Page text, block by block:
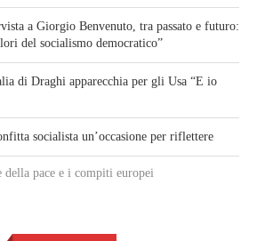
a Giorgio Benvenuto, tra passato e futuro:
del socialismo democratico”
di Draghi apparecchia per gli Usa “E io
socialista un’occasione per riflettere
della pace e i compiti europei